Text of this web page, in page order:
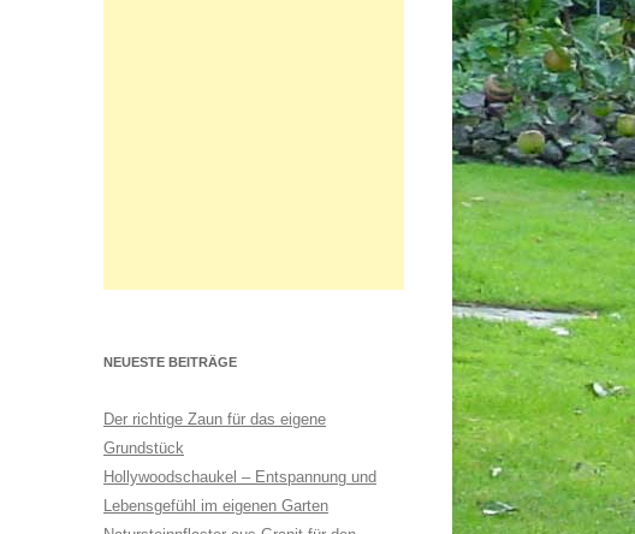
NEUESTE BEITRÄGE
Der richtige Zaun für das eigene
Grundstück
Hollywoodschaukel – Entspannung und
Lebensgefühl im eigenen Garten